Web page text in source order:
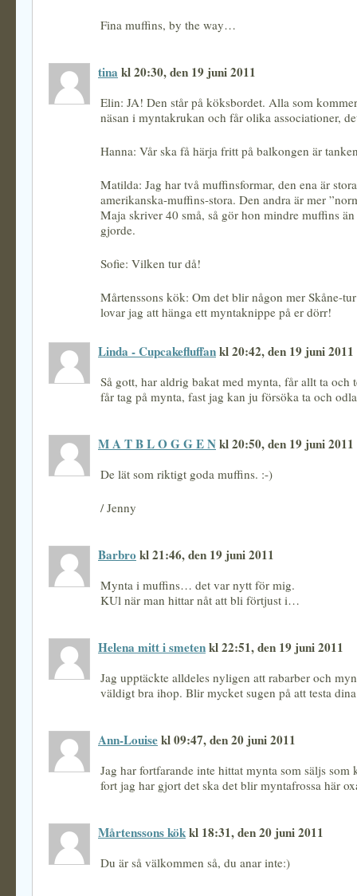
Fina muffins, by the way…
tina kl 20:30, den 19 juni 2011
Elin: JA! Den står på köksbordet. Alla som
näsan i myntakrukan och får olika associationer,
Hanna: Vår ska få härja fritt på balkongen är
Matilda: Jag har två muffinsformar, den ena är
amerikanska-muffins-stora. Den andra är mer
Maja skriver 40 små, så gör hon mindre muffins
gjorde.
Sofie: Vilken tur då!
Mårtenssons kök: Om det blir någon mer Skåne-
lovar jag att hänga ett myntaknippe på er dörr!
Linda - Cupcakefluffankl 20:42, den 19 juni 2011
Så gott, har aldrig bakat med mynta, får allt ta och
får tag på mynta, fast jag kan ju försöka ta och
M A T B L O G G E Nkl 20:50, den 19 juni 2011
De lät som riktigt goda muffins. :-)
/ Jenny
Barbrokl 21:46, den 19 juni 2011
Mynta i muffins… det var nytt för mig.
KUl när man hittar nåt att bli förtjust i…
Helena mitt i smetenkl 22:51, den 19 juni 2011
Jag upptäckte alldeles nyligen att rabarber och
väldigt bra ihop. Blir mycket sugen på att testa
Ann-Louisekl 09:47, den 20 juni 2011
Jag har fortfarande inte hittat mynta som säljs som
fort jag har gjort det ska det blir myntafrossa här
Mårtenssons kökkl 18:31, den 20 juni 2011
Du är så välkommen så, du anar inte:)